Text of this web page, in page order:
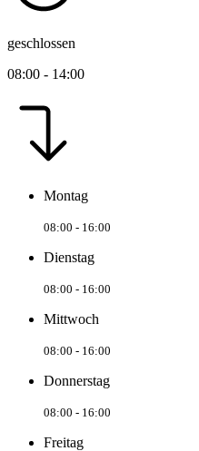
geschlossen
08:00 - 14:00
Montag
08:00 - 16:00
Dienstag
08:00 - 16:00
Mittwoch
08:00 - 16:00
Donnerstag
08:00 - 16:00
Freitag